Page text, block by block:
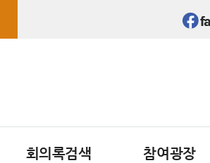
회의록검색 참여광장